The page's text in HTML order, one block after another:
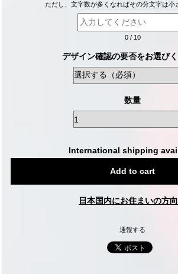
ただし、文字数が多くなればその分文字は小
0/ 10
デザイン確認の要否をお選び
数量
International shipping
Add to cart
日本国内にお住まいの方
通報する